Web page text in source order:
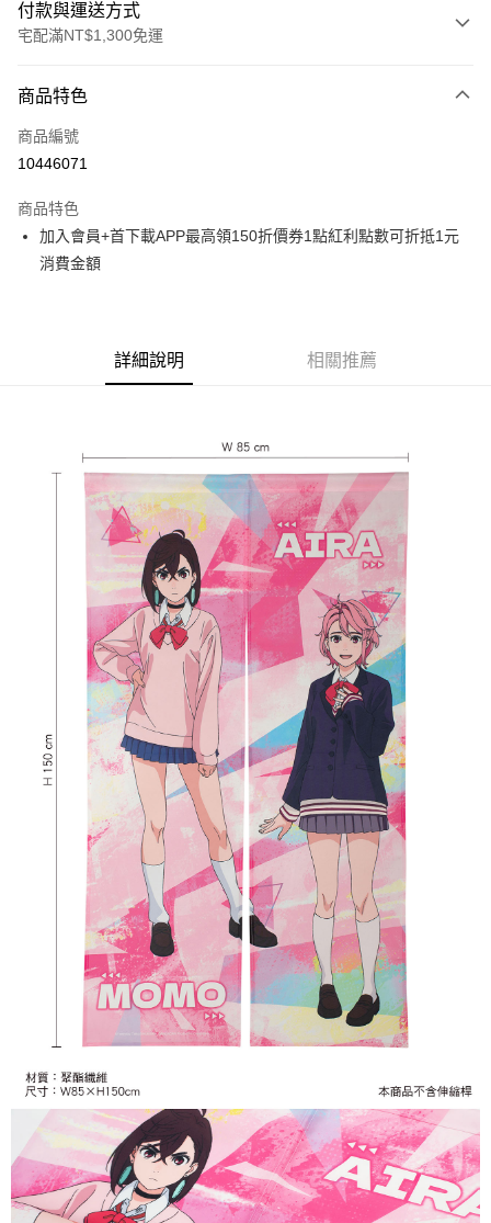
付款與運送方式
宅配滿NT$1,300免運
信用卡一次付款
LINE Pay
悠遊付
Google Pay
每筆NT$100，滿NT$1,300(含以上)免運費
宅配-離島(澎湖/金門/馬祖)-木棉花樂園專用
每筆NT$220
黑貓宅配-貨到付款
每筆NT$150
商品特色
商品編號
10446071
商品特色
加入會員+首下載APP最高領150折價券1點紅利點數可折抵1元
消費金額
詳細說明 相關推薦